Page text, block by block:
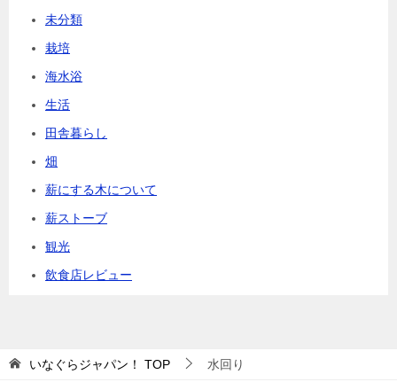
未分類
栽培
海水浴
生活
田舎暮らし
畑
薪にする木について
薪ストーブ
観光
飲食店レビュー
いなぐらジャパン！ TOP 水回り